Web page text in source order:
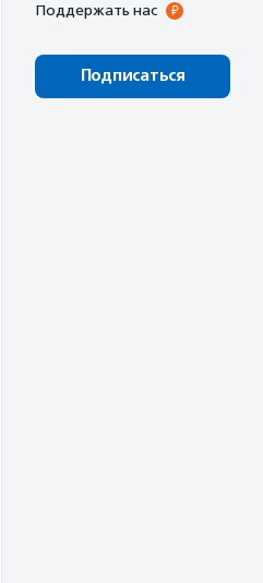
Поддержать нас
Подписаться